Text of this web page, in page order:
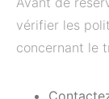
vérifier les
concernant le